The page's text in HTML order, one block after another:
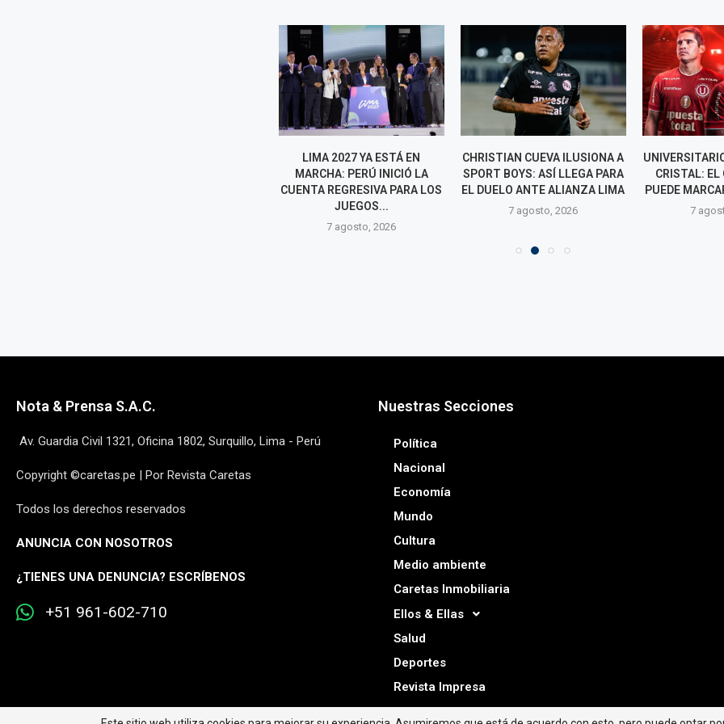
LIMA 2027 YA ESTÁ EN
MARCHA: PERÚ INICIÓ LA
CUENTA REGRESIVA PARA LOS
JUEGOS...
7 agosto, 2026
CHRISTIAN CUEVA ILUSIONA A
SPORT BOYS: ASÍ LLEGA PARA
EL DUELO ANTE ALIANZA LIMA
7 agosto, 2026
CRISTAL: EL
PUEDE
7
Nota & Prensa S.A.C.
Av. Guardia Civil 1321, Oficina 1802, Surquillo, Lima - Perú
Copyright ©caretas.pe | Por Revista Caretas
Todos los derechos reservados
ANUNCIA CON NOSOTROS
¿TIENES UNA DENUNCIA? ESCRÍBENOS
+51 961-602-710
Nuestras Secciones
Política
Nacional
Economía
Mundo
Cultura
Medio ambiente
Caretas Inmobiliaria
Ellos & Ellas
Salud
Deportes
Revista Impresa